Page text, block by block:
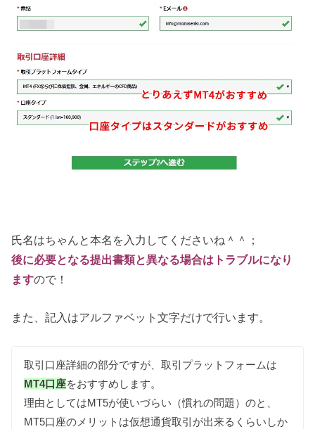
氏名はちゃんと本名を入力してくださいね＾＾；
後に必要となる提出書類と異なる場合はトラブルになり
ますので！
また、記入はアルファベット文字だけで行います。
取引口座詳細の部分ですが、取引プラットフォームは
MT4口座をおすすめします。
理由としてはMT5が使いづらい（慣れの問題）のと、
MT5口座のメリットは仮想通貨取引が出来るくらいしか